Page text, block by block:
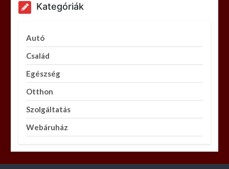
Kategóriák
Autó
Család
Egészség
Otthon
Szolgáltatás
Webáruház